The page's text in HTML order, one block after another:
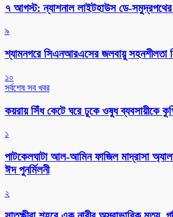
৭ আগস্ট: ন্যাশনাল লাইটহাউস ডে-সমুদ্রপথের
৯
শ্যামনগরে সিএনআরএসের জলবায়ু সহনশীলতা
১০
সর্বশেষ সব খবর
কয়রায় সিঁধ কেটে ঘরে ঢুকে ওষুধ ব্যবসায়ীকে
১
পাটকেলঘাটা আল-আমিন ফাজিল মাদ্রাসা
ঈদ পুনর্মিলনী
২